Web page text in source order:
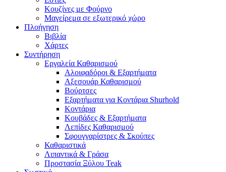
Κουζίνες με Φούρνο
Μαγείρεμα σε εξωτερικό χώρο
Πλοήγηση
Βιβλία
Χάρτες
Συντήρηση
Εργαλεία Καθαρισμού
Αλοιφαδόροι & Εξαρτήματα
Αξεσουάρ Καθαρισμού
Βούρτσες
Εξαρτήματα για Κοντάρια Shurhold
Κοντάρια
Κουβάδες & Εξαρτήματα
Λεπίδες Καθαρισμού
Σφουγγαρίστρες & Σκούπες
Καθαριστικά
Λιπαντικά & Γράσα
Προστασία Ξύλου Teak